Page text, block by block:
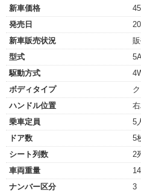
新車価格
発売日
新車販売状況
型式
駆動方式
ボディタイプ
ハンドル位置
乗車定員
5
ドア数
5
シート列数
2
車両重量
ナンバー区分
3